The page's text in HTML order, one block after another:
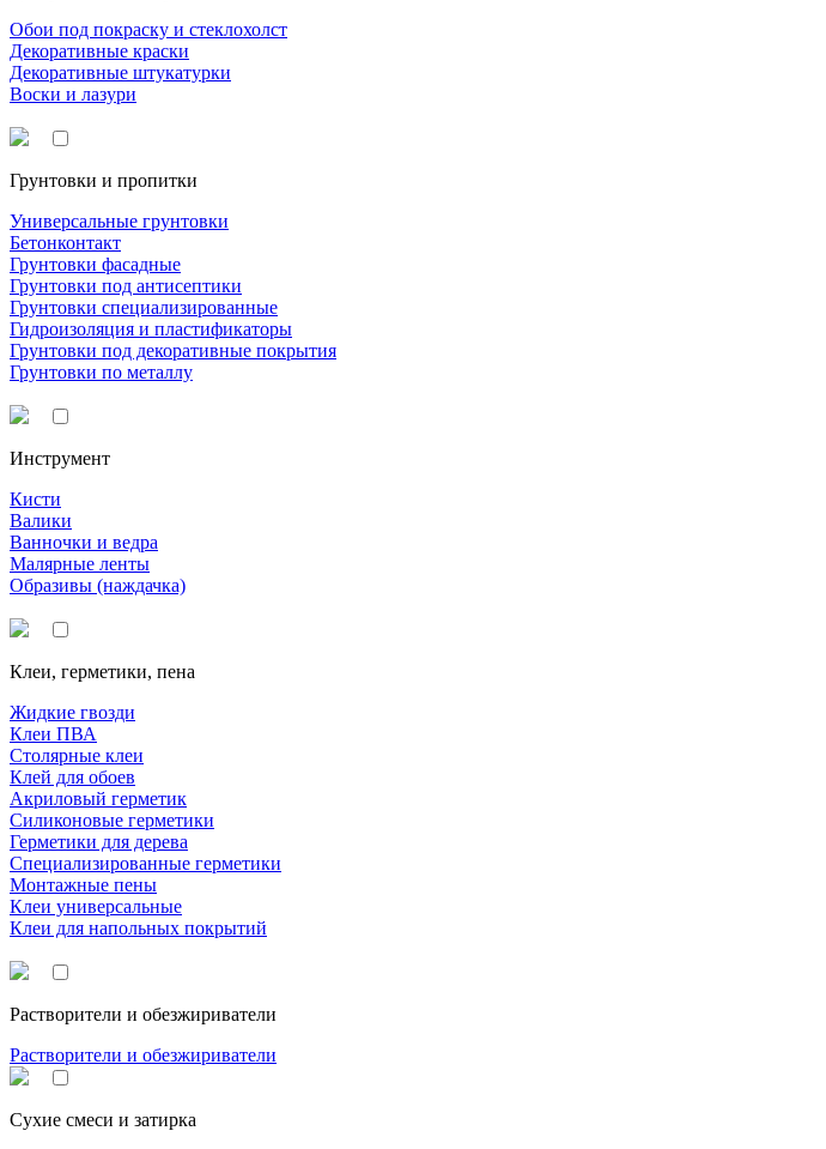
Обои под покраску и стеклохолст
Декоративные краски
Декоративные штукатурки
Воски и лазури
Грунтовки и пропитки
Универсальные грунтовки
Бетонконтакт
Грунтовки фасадные
Грунтовки под антисептики
Грунтовки специализированные
Гидроизоляция и пластификаторы
Грунтовки под декоративные покрытия
Грунтовки по металлу
Инструмент
Кисти
Валики
Ванночки и ведра
Малярные ленты
Образивы (наждачка)
Клеи, герметики, пена
Жидкие гвозди
Клеи ПВА
Столярные клеи
Клей для обоев
Акриловый герметик
Силиконовые герметики
Герметики для дерева
Специализированные герметики
Монтажные пены
Клеи универсальные
Клеи для напольных покрытий
Растворители и обезжириватели
Растворители и обезжириватели
Сухие смеси и затирка